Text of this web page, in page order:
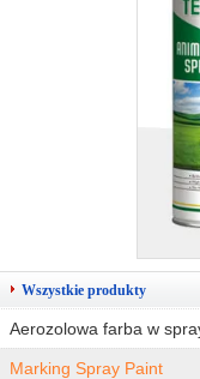
Wszystkie produkty
Aerozolowa farba w
Marking Spray Paint